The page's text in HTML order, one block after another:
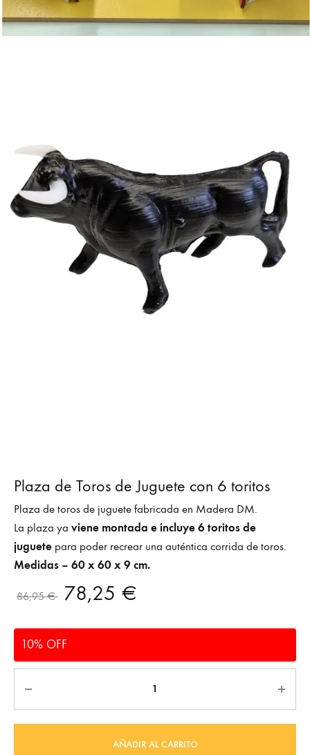
Plaza de Toros de Juguete con 6 toritos
Plaza de toros de juguete fabricada en Madera DM.
La plaza ya viene montada e incluye 6 toritos de
juguete para poder recrear una auténtica corrida de toros.
Medidas – 60 x 60 x 9 cm.
86,95€ 78,25 €
10% OFF
AÑADIR AL CARRITO